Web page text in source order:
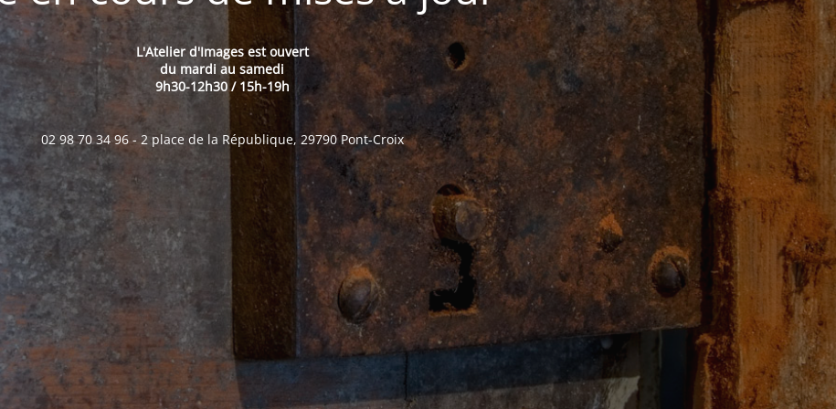
L'Atelier d'Images est ouvert
du mardi au samedi
9h30-12h30 / 15h-19h
02 98 70 34 96 - 2 place de la République, 29790 Pont-Croix